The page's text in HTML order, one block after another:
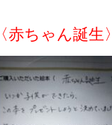
ちゃん誕生〉